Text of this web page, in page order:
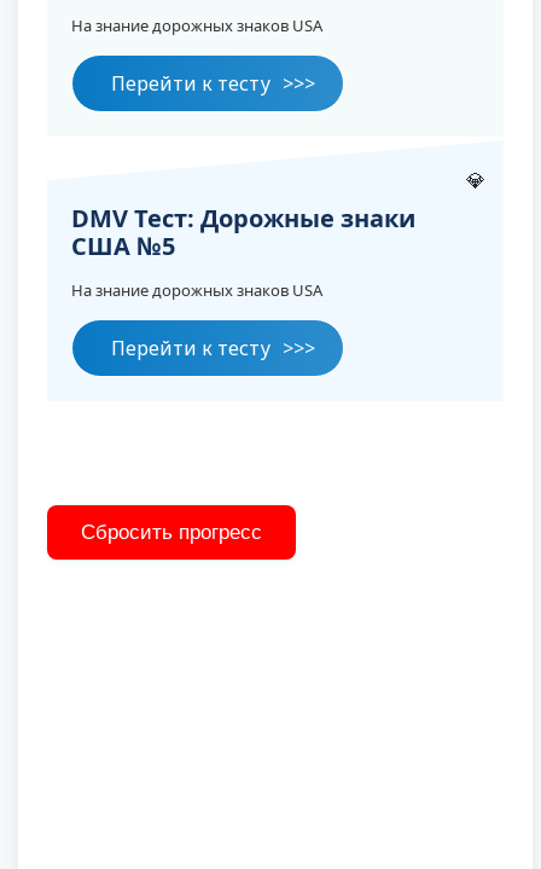
На знание дорожных знаков USA
Перейти к тесту
💎
DMV Тест: Дорожные знаки
США №5
На знание дорожных знаков USA
Перейти к тесту
Сбросить прогресс